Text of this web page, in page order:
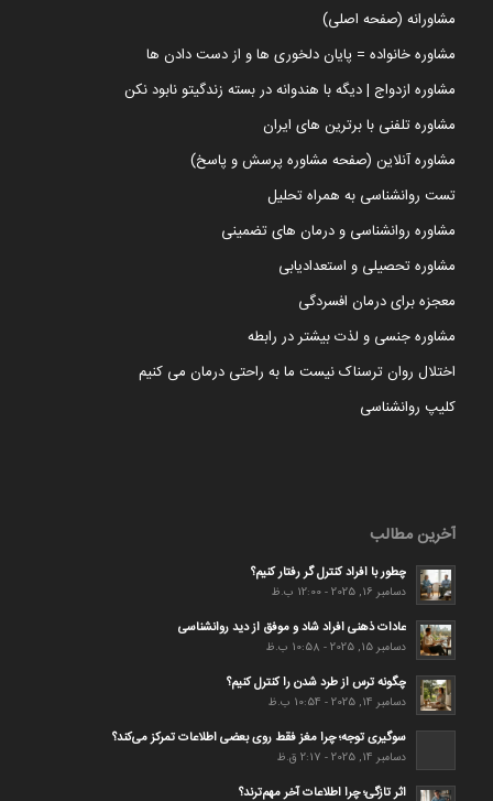
مشاورانه (صفحه اصلی)
مشاوره خانواده = پایان دلخوری ها و از دست دادن ها
مشاوره ازدواج | دیگه با هندوانه در بسته زندگیتو نابود نکن
مشاوره تلفنی با برترین های ایران
مشاوره آنلاین (صفحه مشاوره پرسش و پاسخ)
تست روانشناسی به همراه تحلیل
مشاوره روانشناسی و درمان های تضمینی
مشاوره تحصیلی و استعدادیابی
معجزه برای درمان افسردگی
مشاوره جنسی و لذت بیشتر در رابطه
اختلال روان ترسناک نیست ما به راحتی درمان می کنیم
کلیپ روانشناسی
آخرین مطالب
چطور با افراد کنترل گر رفتار کنیم؟
دسامبر 16, 2025 - 12:00 ب.ظ
عادات ذهنی افراد شاد و موفق از دید روانشناسی
دسامبر 15, 2025 - 10:58 ب.ظ
چگونه ترس از طرد شدن را کنترل کنیم؟
دسامبر 14, 2025 - 10:54 ب.ظ
سوگیری توجه؛ چرا مغز فقط روی بعضی اطلاعات تمرکز می‌کند؟
دسامبر 14, 2025 - 2:17 ق.ظ
اثر تازگی؛ چرا اطلاعات آخر مهم‌ترند؟